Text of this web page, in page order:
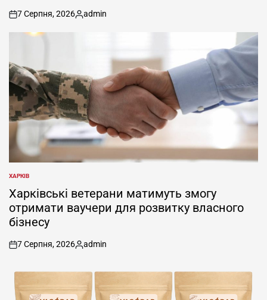
on
7 Серпня, 2026
Опубліковано
admin
ОПУБЛІКУВАТИ
У
ХАРКІВ
Харківські ветерани матимуть змогу
отримати ваучери для розвитку власного
бізнесу
on
7 Серпня, 2026
Опубліковано
admin